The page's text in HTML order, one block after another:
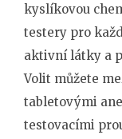
kyslíkovou
testery pro
aktivní látky a
Volit můžete
tabletovými
testovacími